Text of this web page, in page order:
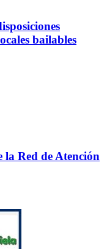
bailables
la Red de Atención